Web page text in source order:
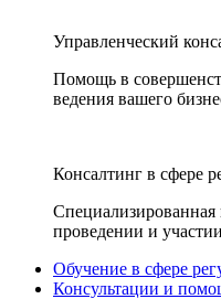
Управленческий
Помощь в
ведения вашего
Консалтинг в сфере
проведении и
Обучение в сфере
Консультации и